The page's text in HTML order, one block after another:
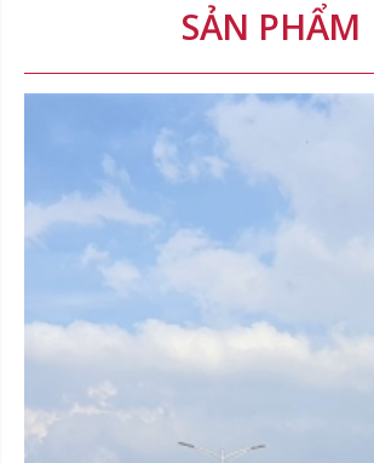
SẢN PHẨM